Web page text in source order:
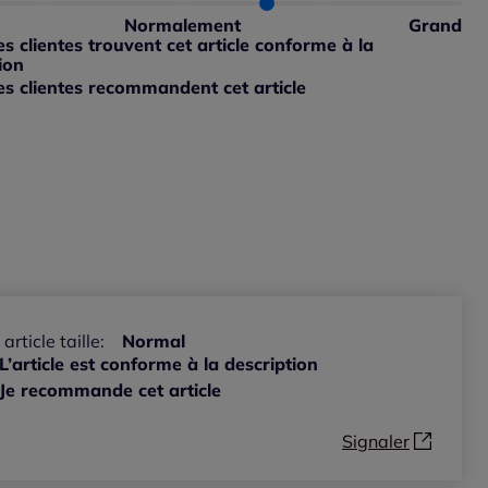
Normalement Grand
: 33%
clientes trouvent cet article conforme à la
clientes recommandent cet article
article taille:
Normal
est conforme à la description
recommande cet article
Signaler